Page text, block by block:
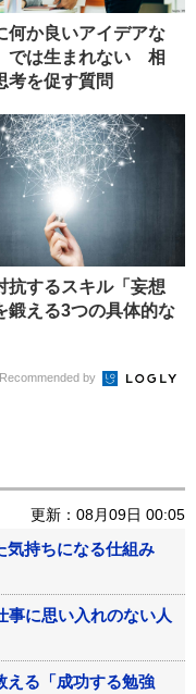
何か良いアイデアな
では生まれない 相
考を促す質問
抗するスキル「妄想
鍛える3つの具体的な
Recommended by
更新：08月09日 00:05
気持ちになる仕組み
事に思い入れのない人
える「成功する勉強